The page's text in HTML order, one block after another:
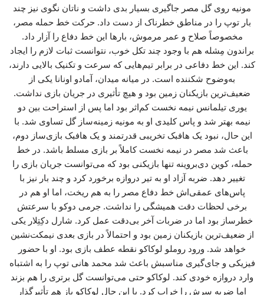
مونیه روی گل مصر جاگیری بسیار بدی داشت و ناتان نگوی نیز چند
بار توپ را در مناطق خطرناک از دست داد. حرکت خط حمله مصر،
مخصوصاً صلاح و عمر مرموش، بارها این خط دفاع را آزار داد.
براندون مِشله هم با وجود چند تکل خوب، نتوانست ثبات لازم را ایجاد
کند. این خط دفاعی در برابر تیم‌هایی که سرعت و تکنیک بالایی دارند،
به‌وضوح شکننده است. در میانه میدان، آمادو اونانا یکی از
ضعیف‌ترین بازیکنان زمین بود و هیچ تأثیری در جریان بازی نداشت.
یوری تیلمانس نیمه نخست کم‌اثر بود اما پس از استراحت بین دو
نیمه بهتر شد و پاس کلیدی او به مونیه زمینه‌ساز گل تساوی شد. با
این حال، نبود یک هافبک تخریبی قدرتمند و یک هافبک بازی‌ساز دوم،
باعث شد مصر در نیمه نخست کاملاً بر بازی مسلط باشد. در خط
حمله، کوین دی‌بروینه تنها بازیکنی بود که می‌توانست جریان بازی را
تغییر دهد. ضربه آزاد او به تیر دروازه برخورد کرد و چند بار نیز با
پاس‌های عمقی‌اش خط دفاع مصر را به هم ریخت، اما او هم در
برخی لحظات دقت همیشگی را نداشت. جرمی دوکو با سرعتش
خطرساز بود اما در ضربات آخر بی‌دقت عمل کرد. شارل دکِتِلار یکی
از ضعیف‌ترین بازیکنان زمین بود و احتمالاً در بازی بعدی نیمکت‌نشین
خواهد شد. ورود روملو لوکاکو نقطه عطف بازی بود. او با حضور
فیزیکی و جای‌گیری مناسبش باعث شد محمد هانی توپ را به اشتباه
وارد دروازه خودی کند. لوکاکو حتی می‌توانست گل برتری را هم بزند
اما ضربه سرش را خراب کرد. با این حال لوکاکو باز هم تأثیرگذار